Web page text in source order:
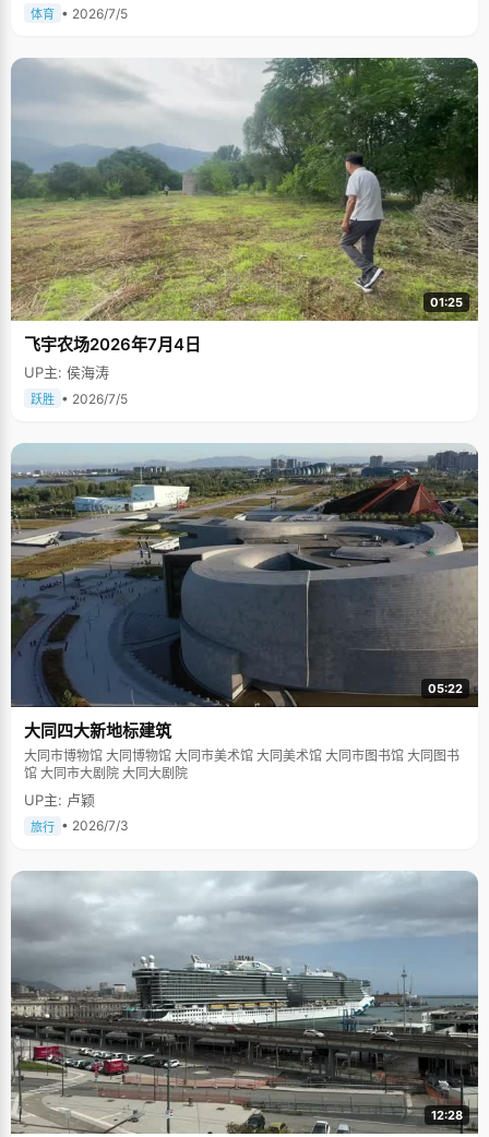
体育 • 2026/7/5
01:25
飞宇农场2026年7月4日
UP主: 侯海涛
跃胜 • 2026/7/5
05:22
大同四大新地标建筑
大同市博物馆 大同博物馆 大同市美术馆 大同美术馆 大同市图书馆 大同图书
馆 大同市大剧院 大同大剧院
UP主: 卢颖
旅行 • 2026/7/3
12:28